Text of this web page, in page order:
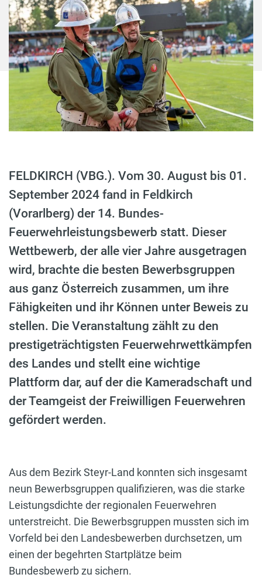
FELDKIRCH (VBG.). Vom 30. August bis 01.
September 2024 fand in Feldkirch
(Vorarlberg) der 14. Bundes-
Feuerwehrleistungsbewerb statt. Dieser
Wettbewerb, der alle vier Jahre ausgetragen
wird, brachte die besten Bewerbsgruppen
aus ganz Österreich zusammen, um ihre
Fähigkeiten und ihr Können unter Beweis zu
stellen. Die Veranstaltung zählt zu den
prestigeträchtigsten Feuerwehrwettkämpfen
des Landes und stellt eine wichtige
Plattform dar, auf der die Kameradschaft und
der Teamgeist der Freiwilligen Feuerwehren
gefördert werden.
Aus dem Bezirk Steyr-Land konnten sich insgesamt
neun Bewerbsgruppen qualifizieren, was die starke
Leistungsdichte der regionalen Feuerwehren
unterstreicht. Die Bewerbsgruppen mussten sich im
Vorfeld bei den Landesbewerben durchsetzen, um
einen der begehrten Startplätze beim
Bundesbewerb zu sichern.